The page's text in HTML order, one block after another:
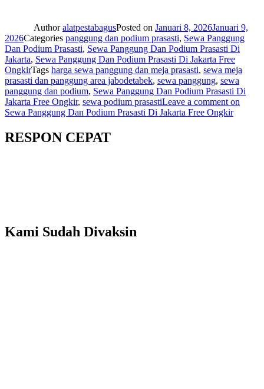
AuthoralatpestabagusPosted on Januari 8, 2026Januari 9,
2026Categories panggung dan podium prasasti, Sewa Panggung
Dan Podium Prasasti, Sewa Panggung Dan Podium Prasasti Di
Jakarta, Sewa Panggung Dan Podium Prasasti Di Jakarta Free
OngkirTags harga sewa panggung dan meja prasasti, sewa meja
prasasti dan panggung area jabodetabek, sewa panggung, sewa
panggung dan podium, Sewa Panggung Dan Podium Prasasti Di
Jakarta Free Ongkir, sewa podium prasastiLeave a commenton
Sewa Panggung Dan Podium Prasasti Di Jakarta Free Ongkir
RESPON CEPAT
Kami Sudah Divaksin